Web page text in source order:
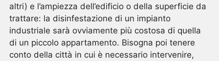
altri) e l’ampiezza dell’edificio o della superficie da
trattare: la disinfestazione di un impianto
industriale sarà ovviamente più costosa di quella
di un piccolo appartamento. Bisogna poi tenere
conto della città in cui è necessario intervenire,